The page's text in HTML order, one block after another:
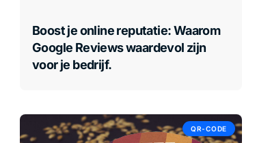
Boost je online reputatie: Waarom
Google Reviews waardevol zijn
voor je bedrijf.
QR-CODE